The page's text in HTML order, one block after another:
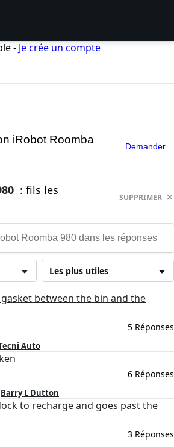
- Je crée un compte
iRobot Roomba
Demander
: fils les
SUPPRIMER
Les plus utiles
between the bin and the
5 Réponses
Auto
6 Réponses
Barry L Dutton
to recharge and goes past the
3 Réponses